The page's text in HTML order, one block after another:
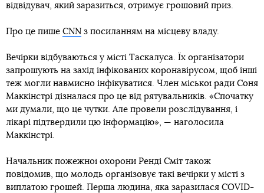
відвідувач, який заразиться, отримує грошовий приз.
Про це пише CNN з посиланням на місцеву владу.
Вечірки відбуваються у місті Таскалуса. Їх організатори
запрошують на захід інфікованих коронавірусом, щоб інші
теж могли навмисно інфікуватися. Член міської ради Соня
Маккінстрі дізналася про це від рятувальників. «Спочатку
ми думали, що це чутки. Але провели розслідування, і
лікарі підтвердили цю інформацію», — наголосила
Маккінстрі.
Начальник пожежної охорони Ренді Сміт також
повідомив, що молодь організовує такі вечірки у місті з
виплатою грошей. Перша людина, яка заразилася COVID-